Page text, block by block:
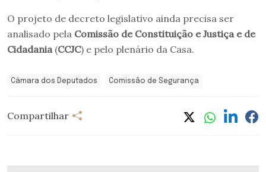
O projeto de decreto legislativo ainda precisa ser
analisado pela Comissão de Constituição e Justiça e de
Cidadania (CCJC) e pelo plenário da Casa.
Câmara dos Deputados Comissão de Segurança
Compartilhar